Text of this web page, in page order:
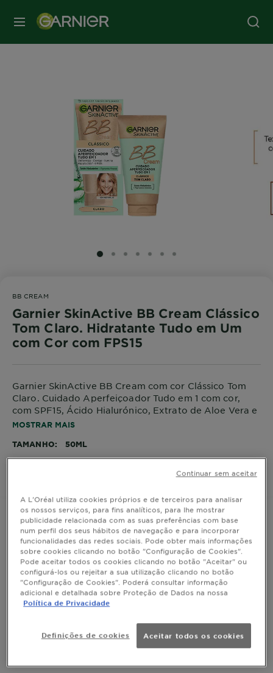
MENU
SLIDE 1
SLIDE 2
SLIDE 3
SLIDE 4
SLIDE 5
SLIDE 6
SLIDE 7
BB CREAM
Garnier SkinActive BB Cream Clássico
Tom Claro. Hidratante Tudo em Um
com Cor com FPS15
Garnier SkinActive BB Cream com cor Clássico Tom
Claro. Cuidado Aperfeiçoador Tudo em 1 com cor,
com SPF15, Ácido Hialurónico, Extrato de Aloe Vera e
Pigmentos Minerais. Hidrata, uniformiza, corrige e
MOSTRAR MAIS
TAMANHO 50ML
Informação do Produto
CLOSE SUBPANEL
Modo de aplicação
A L'Oréal utiliza cookies próprios e de terceiros para analisar
os nossos serviços, para fins analíticos, para lhe mostrar
publicidade relacionada com as suas preferências com base
num perfil dos seus hábitos de navegação e para incorporar
funcionalidades das redes sociais. Pode obter mais informações
sobre cookies clicando no botão "Configuração de Cookies".
Pode aceitar todos os cookies clicando no botão "Aceitar" ou
configurá-los ou rejeitar a sua utilização clicando no botão
"Configuração de Cookies". Poderá consultar informação
adicional e detalhada sobre Proteção de Dados na nossa
Política de Privacidade
Definições de cookies Aceitar todos os cookies
Continuar sem aceitar